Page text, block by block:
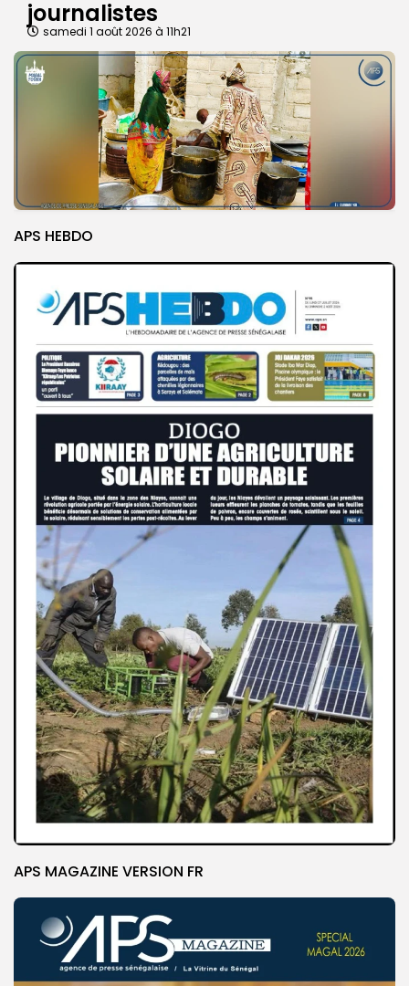
journalistes
samedi 1 août 2026 à 11h21
APS HEBDO
APS MAGAZINE VERSION FR